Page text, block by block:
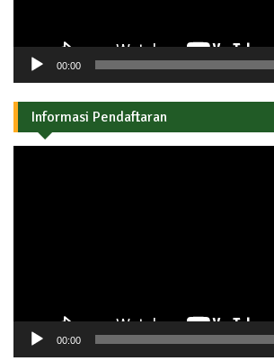
00:00
Informasi Pendaftaran
00:00